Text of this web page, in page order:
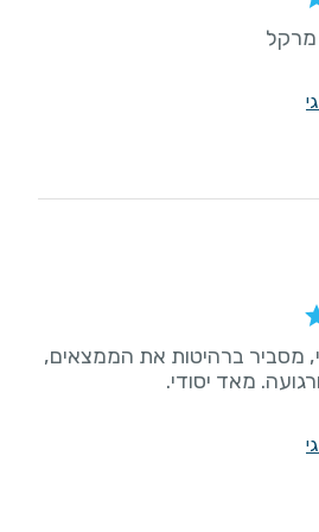
מרקל
מסביר ברהיטות את הממצאים,
מאד יסודי.